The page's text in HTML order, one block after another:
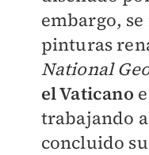
embargo,
pinturas
National
el Vaticano
trabajando
concluido